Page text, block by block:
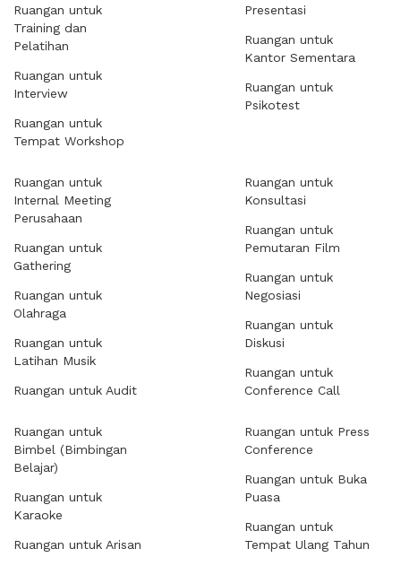
Ruangan untuk
Training dan
Pelatihan
Ruangan untuk
Interview
Ruangan untuk
Tempat Workshop
Presentasi
Ruangan untuk
Kantor Sementara
Ruangan untuk
Psikotest
Ruangan untuk
Internal Meeting
Perusahaan
Ruangan untuk
Gathering
Ruangan untuk
Olahraga
Ruangan untuk
Latihan Musik
Ruangan untuk Audit
Ruangan untuk
Konsultasi
Ruangan untuk
Pemutaran Film
Ruangan untuk
Negosiasi
Ruangan untuk
Diskusi
Ruangan untuk
Conference Call
Ruangan untuk
Bimbel (Bimbingan
Belajar)
Ruangan untuk
Karaoke
Ruangan untuk Arisan
Ruangan untuk Press
Conference
Ruangan untuk Buka
Puasa
Ruangan untuk
Tempat Ulang Tahun